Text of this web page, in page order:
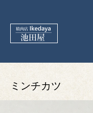
ミンチカツ